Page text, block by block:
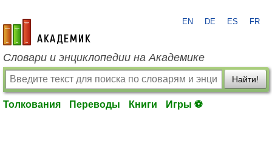
academic.ru
EN DE ES FR
Словари и энциклопедии на Академике
Найти!
Толкования Переводы Книги Игры ⚽